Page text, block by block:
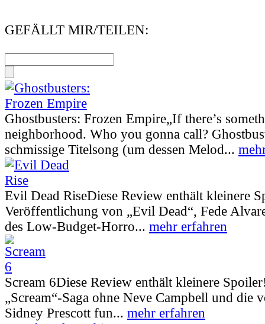
GEFÄLLT MIR/TEILEN:
Ghostbusters: Frozen Empire„If there’s
neighborhood. Who you gonna call?
schmissige Titelsong (um dessen Melod...
Evil Dead RiseDiese Review enthält kleinere
Veröffentlichung von „Evil Dead“, Fede
des Low-Budget-Horro... mehr erfahren
Scream 6Diese Review enthält kleinere
„Scream“-Saga ohne Neve Campbell und die
Sidney Prescott fun... mehr erfahren